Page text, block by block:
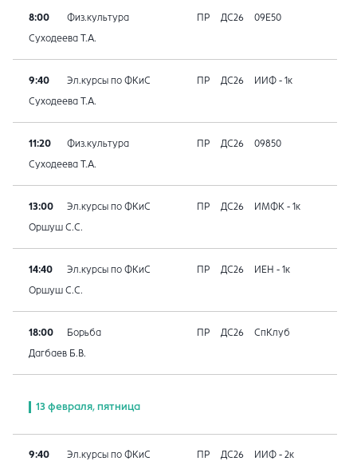
8:00 Физ.культура ПР ДС26 09E50
Суходеева Т.А.
9:40 Эл.курсы по ФКиС ПР ДС26 ИИФ - 1к
Суходеева Т.А.
11:20 Физ.культура ПР ДС26 09850
Суходеева Т.А.
13:00 Эл.курсы по ФКиС ПР ДС26 ИМФК - 1к
Оршуш С.С.
14:40 Эл.курсы по ФКиС ПР ДС26 ИЕН - 1к
Оршуш С.С.
18:00 Борьба ПР ДС26 СпКлуб
Дагбаев Б.В.
13 февраля, пятница
9:40 Эл.курсы по ФКиС ПР ДС26 ИИФ - 2к